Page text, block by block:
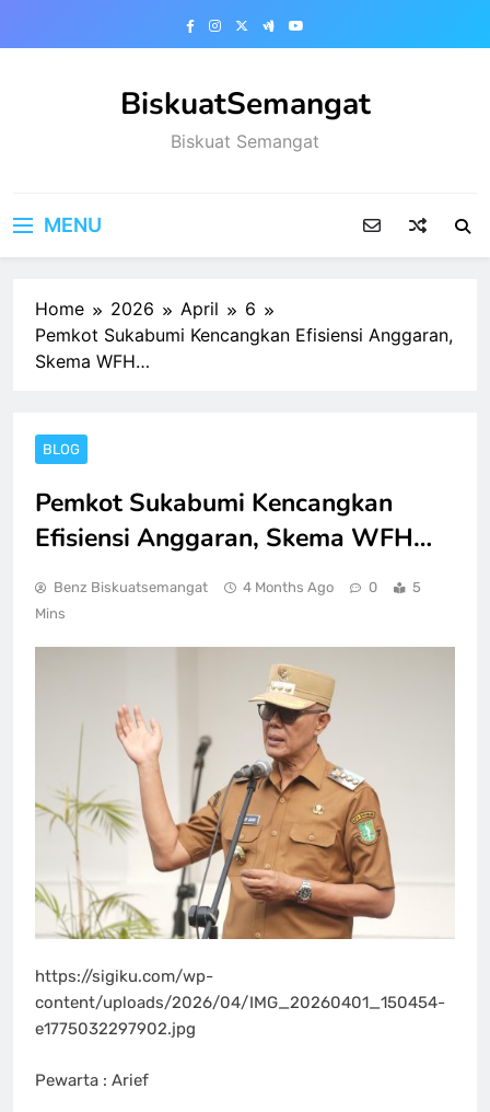
BiskuatSemangat
Biskuat Semangat
MENU
Home 2026 April
6
Pemkot Sukabumi Kencangkan Efisiensi Anggaran,
Skema WFH…
BLOG
Pemkot Sukabumi Kencangkan
Efisiensi Anggaran, Skema WFH…
Benz Biskuatsemangat 4 Months Ago 0
5
Mins
https://sigiku.com/wp-
content/uploads/2026/04/IMG_20260401_150454-
e1775032297902.jpg
Pewarta : Arief